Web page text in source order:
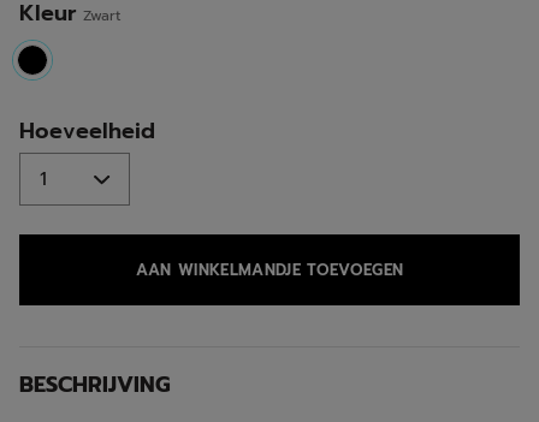
Kleur Zwart
selected
Hoeveelheid
AAN WINKELMANDJE TOEVOEGEN
BESCHRIJVING